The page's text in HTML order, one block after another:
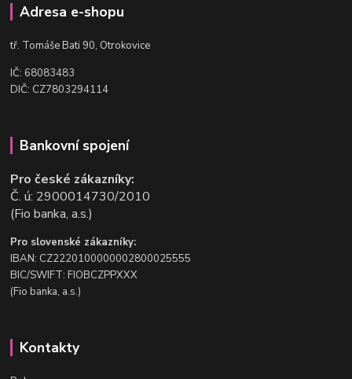
Adresa e-shopu
tř. Tomáše Bati 90, Otrokovice
IČ: 68083483
DIČ: CZ7803294114
Bankovní spojení
Pro české zákazníky:
Č. ú: 2900014730/2010
(Fio banka, a.s.)
Pro slovenské zákazníky:
IBAN: CZ2220100000002800025555
BIC/SWIFT: FIOBCZPPXXX
(Fio banka, a.s.)
Kontakty